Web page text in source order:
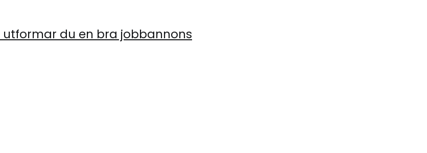
utformar du en bra jobbannons